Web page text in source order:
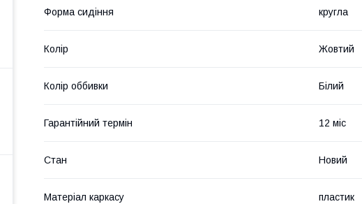
Форма сидіння кругла
Колір Жовтий
Колір оббивки Білий
Гарантійний термін 12 міс
Стан Новий
Матеріал каркасу пластик